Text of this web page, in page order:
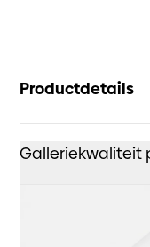
Productdetails
Galleriekwaliteit